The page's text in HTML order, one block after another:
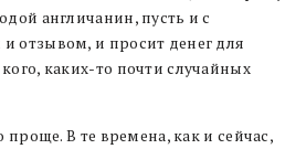
англичанин, пусть и с
отзывом, и просит денег для
каких-то почти случайных
проще. В те времена, как и сейчас,